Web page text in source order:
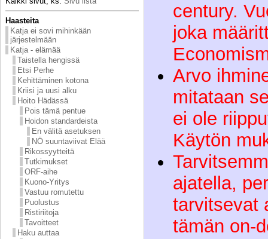
Haasteita
Katja ei sovi mihinkään
järjestelmään
Katja - elämää
Taistella hengissä
Etsi Perhe
Kehittäminen kotona
Kriisi ja uusi alku
Hoito Hädässä
Pois tämä pentue
Hoidon standardeista
En välitä asetuksen
NÖ suuntaviivat Elää
Rikossyytteitä
Tutkimukset
ORF-aihe
Kuono-Yritys
Vastuu romutettu
Puolustus
Ristiriitoja
Tavoitteet
Haku auttaa
century.
joka
Arvo
mitataan
ei ole
Käytön
ajatella,
tarvitsevat
tämän on-